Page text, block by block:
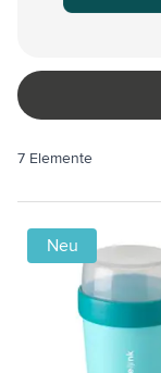
7 Elemente
Neu